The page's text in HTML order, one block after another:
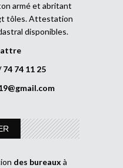
armé et abritant
tôles. Attestation
disponibles.
74 74 11 25
des bureaux à